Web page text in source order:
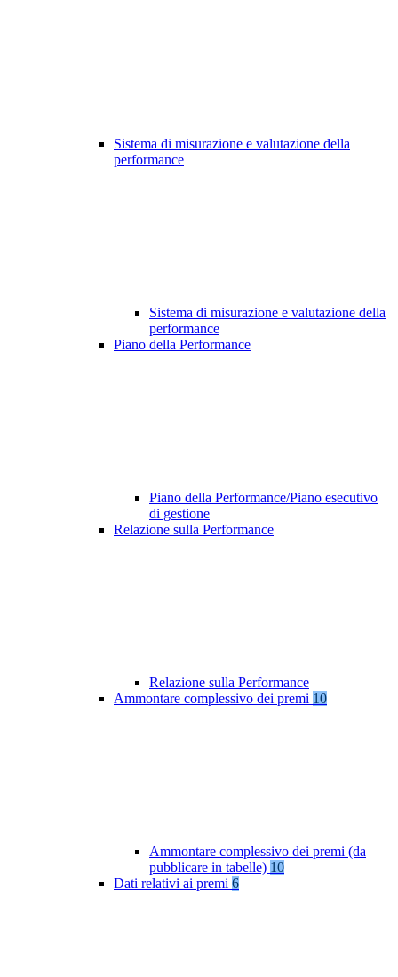
Sistema di misurazione e valutazione della
performance
Sistema di misurazione e valutazione della
performance
Piano della Performance
Piano della Performance/Piano esecutivo
di gestione
Relazione sulla Performance
Relazione sulla Performance
Ammontare complessivo dei premi 10
Ammontare complessivo dei premi (da
pubblicare in tabelle) 10
Dati relativi ai premi 6